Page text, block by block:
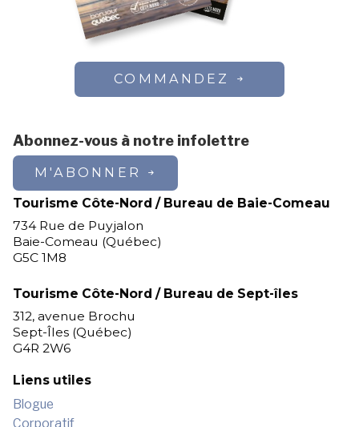
COMMANDEZ
Abonnez-vous à notre infolettre
M'ABONNER
Tourisme Côte-Nord / Bureau de Baie-Comeau
734 Rue de Puyjalon
Baie-Comeau (Québec)
G5C 1M8
Tourisme Côte-Nord / Bureau de Sept-îles
312, avenue Brochu
Sept-Îles (Québec)
G4R 2W6
Liens utiles
Blogue
Corporatif